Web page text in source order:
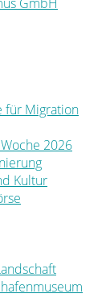
für Migration
2026
Kultur